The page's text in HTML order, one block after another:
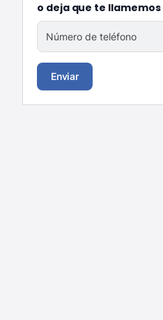
o deja que te llamemos
Número de teléfono
Enviar